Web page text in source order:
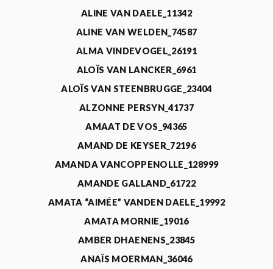
ALINE VAN DAELE_11342
ALINE VAN WELDEN_74587
ALMA VINDEVOGEL_26191
ALOÏS VAN LANCKER_6961
ALOÏS VAN STEENBRUGGE_23404
ALZONNE PERSYN_41737
AMAAT DE VOS_94365
AMAND DE KEYSER_72196
AMANDA VANCOPPENOLLE_128999
AMANDE GALLAND_61722
AMATA “AIMÉE” VANDEN DAELE_19992
AMATA MORNIE_19016
AMBER DHAENENS_23845
ANAÏS MOERMAN_36046